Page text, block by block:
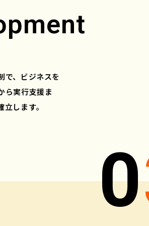
で、ビジネスを
ら実行支援ま
します。
0